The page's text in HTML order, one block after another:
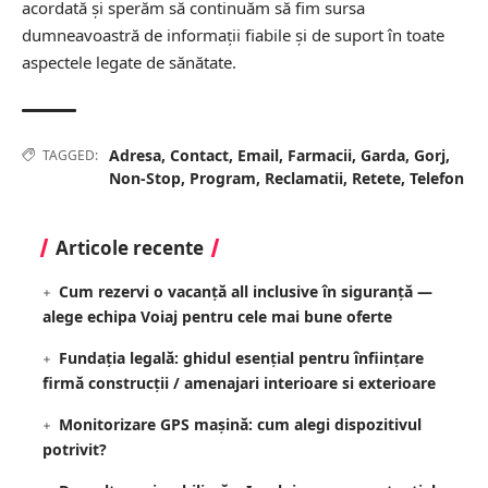
acordată și sperăm să continuăm să fim sursa
dumneavoastră de informații fiabile și de suport în toate
aspectele legate de sănătate.
TAGGED: Adresa, Contact, Email, Farmacii, Garda, Gorj,
Non-Stop, Program, Reclamatii, Retete, Telefon
Articole recente
Cum rezervi o vacanță all inclusive în siguranță —
alege echipa Voiaj pentru cele mai bune oferte
Fundația legală: ghidul esențial pentru înființare
firmă construcții / amenajari interioare si exterioare
Monitorizare GPS mașină: cum alegi dispozitivul
potrivit?